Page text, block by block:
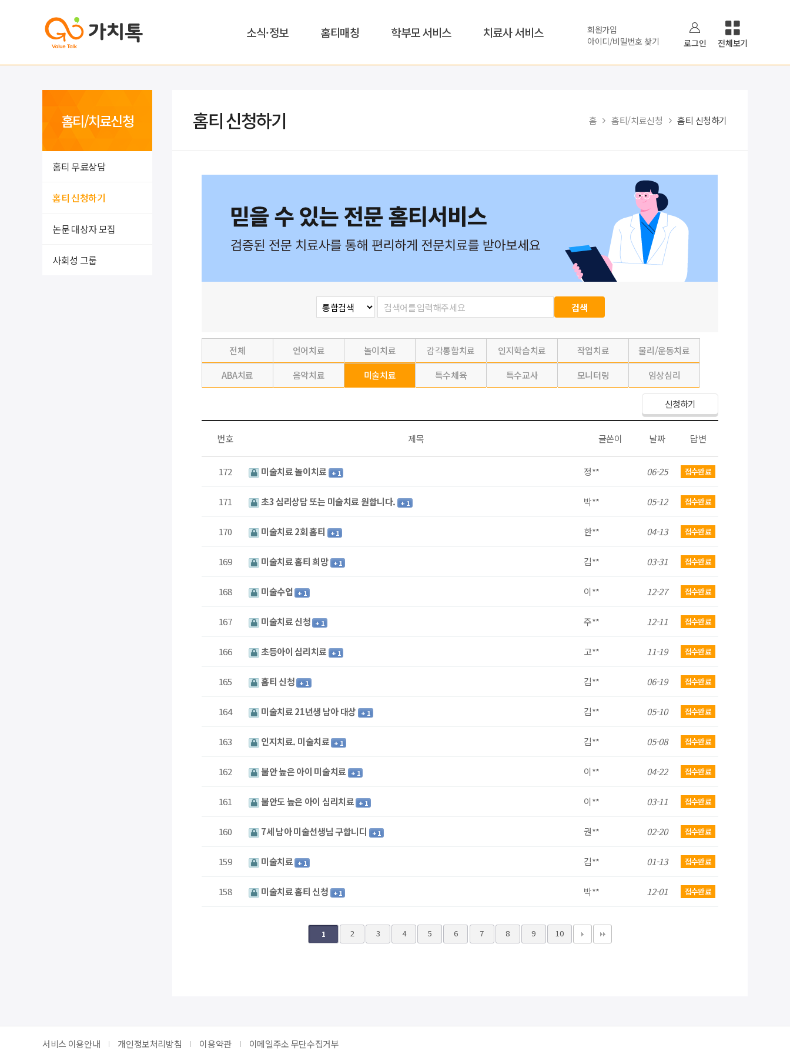
소식·정보 홈티매칭 학부모 서비스 치료사 서비스
회원가입
아이디/비밀번호 찾기
로그인 전체보기
홈티/치료신청
홈티 무료상담
홈티 신청하기
논문 대상자 모집
사회성 그룹
홈티 신청하기 홈 홈티/치료신청 홈티 신청하기
전체 언어치료 놀이치료 감각통합치료 인지학습치료 작업치료
물리/운동치료
ABA치료
음악치료 미술치료 특수체육 특수교사 모니터링 임상심리
신청하기
번호 제목 글쓴이 날짜 답변
172 미술치료 놀이치료 + 1 정** 06-25 접수완료
171 초3 심리상담 또는 미술치료 원합니다. + 1 박** 05-12 접수완료
170 미술치료 2회 홈티 + 1 한** 04-13 접수완료
169 미술치료 홈티 희망 + 1 김** 03-31 접수완료
168 미술수업 + 1 이** 12-27 접수완료
167 미술치료 신청 + 1 주** 12-11 접수완료
166 초등아이 심리치료 + 1 고** 11-19 접수완료
165 홈티 신청 + 1 김** 06-19 접수완료
164 미술치료 21년생 남아 대상 + 1 김** 05-10 접수완료
163 인지치료. 미술치료 + 1 김** 05-08 접수완료
162 불안 높은 아이 미술치료 + 1 이** 04-22 접수완료
161 불안도 높은 아이 심리치료 + 1 이** 03-11 접수완료
160 7세 남아 미술선생님 구합니디 + 1 권** 02-20 접수완료
159 미술치료 + 1 김** 01-13 접수완료
158 미술치료 홈티 신청 + 1 박** 12-01 접수완료
1 2 3 4 5 6 7 8 9 10
서비스 이용안내 개인정보처리방침 이용약관 이메일주소 무단수집거부